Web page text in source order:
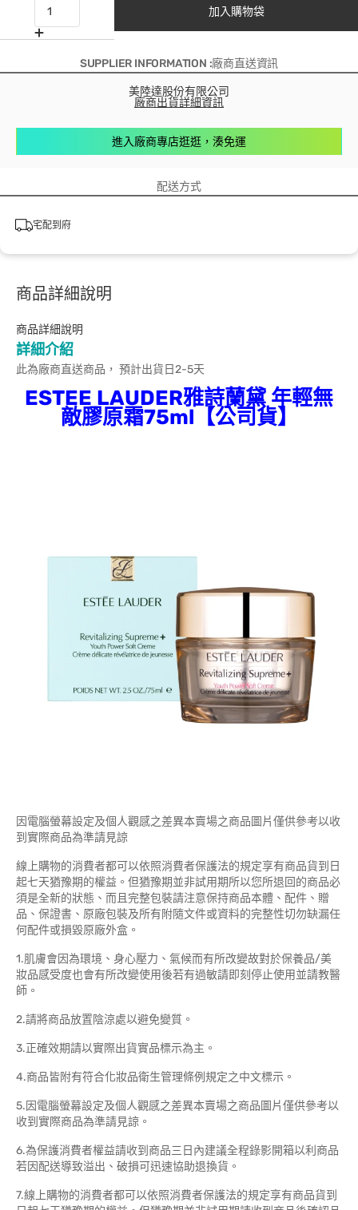
加入購物袋
SUPPLIER INFORMATION :廠商直送資訊
美陸達股份有限公司
廠商出貨詳細資訊
進入廠商專店逛逛，湊免運
配送方式
宅配到府
商品詳細說明
商品詳細說明
詳細介紹
此為廠商直送商品， 預計出貨日2-5天
ESTEE LAUDER雅詩蘭黛 年輕無
敵膠原霜75ml【公司貨】
因電腦螢幕設定及個人觀感之差異本賣場之商品圖片僅供參考以收
到實際商品為準請見諒
線上購物的消費者都可以依照消費者保護法的規定享有商品貨到日
起七天猶豫期的權益。但猶豫期並非試用期所以您所退回的商品必
須是全新的狀態、而且完整包裝請注意保持商品本體、配件、贈
品、保證書、原廠包裝及所有附隨文件或資料的完整性切勿缺漏任
何配件或損毀原廠外盒。
1.肌膚會因為環境、身心壓力、氣候而有所改變故對於保養品/美
妝品感受度也會有所改變使用後若有過敏請即刻停止使用並請教醫
師。
2.請將商品放置陰涼處以避免變質。
3.正確效期請以實際出貨實品標示為主。
4.商品皆附有符合化妝品衛生管理條例規定之中文標示。
5.因電腦螢幕設定及個人觀感之差異本賣場之商品圖片僅供參考以
收到實際商品為準請見諒。
6.為保護消費者權益請收到商品三日內建議全程錄影開箱以利商品
若因配送導致溢出、破損可迅速協助退換貨。
7.線上購物的消費者都可以依照消費者保護法的規定享有商品貨到